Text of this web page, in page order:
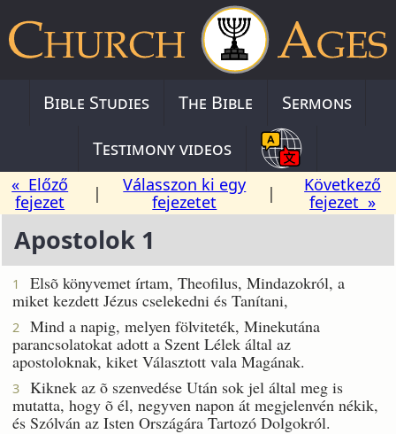
Bible Studies The Bible
Sermons
Testimony videos
« Előző
fejezet
|
Válasszon ki egy
fejezetet
|
Következő
fejezet »
Apostolok 1
1
Elsõ könyvemet írtam, Theofilus, Mindazokról, a
miket kezdett Jézus cselekedni és Tanítani,
2
Mind a napig, melyen fölviteték, Minekutána
parancsolatokat adott a Szent Lélek által az
apostoloknak, kiket Választott vala Magának.
3
Kiknek az õ szenvedése Után sok jel által meg is
mutatta, hogy õ él, negyven napon át megjelenvén nékik,
és Szólván az Isten Országára Tartozó Dolgokról.